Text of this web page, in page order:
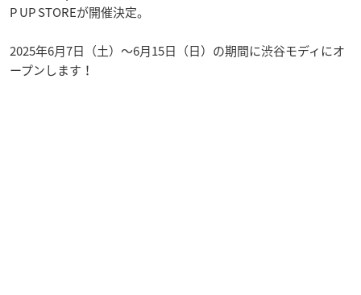
P UP STOREが開催決定。
2025年6月7日（土）～6月15日（日）の期間に渋谷モディにオ
ープンします！